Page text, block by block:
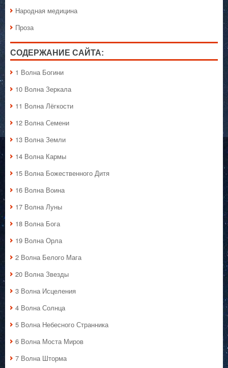
Народная медицина
Проза
СОДЕРЖАНИЕ САЙТА:
1 Волна Богини
10 Волна Зеркала
11 Волна Лёгкости
12 Волна Семени
13 Волна Земли
14 Волна Кармы
15 Волна Божественного Дитя
16 Волна Воина
17 Волна Луны
18 Волна Бога
19 Волна Орла
2 Волна Белого Мага
20 Волна Звезды
3 Волна Исцеления
4 Волна Солнца
5 Волна Небесного Странника
6 Волна Моста Миров
7 Волна Шторма